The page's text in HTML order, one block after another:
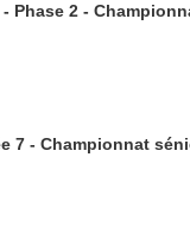
Phase 2 -
7 - Championnat